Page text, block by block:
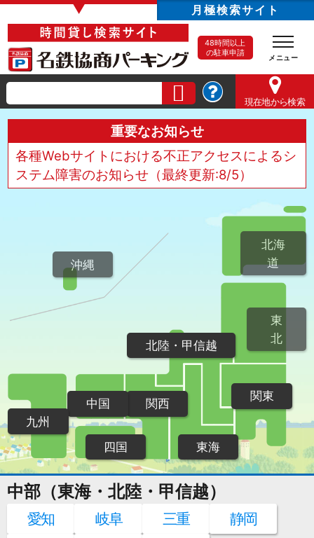
▼ 月極検索サイト
48時間以上
の駐車申請
現在地から検索
重要なお知らせ
各種Webサイトにおける不正アクセスによるシ
ステム障害のお知らせ（最終更新:8/5）
北海
道
東
北
関東
北陸・甲信越
東海
関西
中国
四国
九州
沖縄
中部（東海・北陸・甲信越）
愛知 岐阜 三重
静岡